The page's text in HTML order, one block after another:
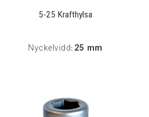
5-25 Krafthylsa
Nyckelvidd: 25 mm